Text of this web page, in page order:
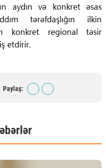
aydın və konkret əsas
tərəfdaşlığın ilkin
konkret regional təsir
etdirir.
Paylaş: